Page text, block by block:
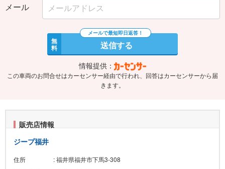
メール
無
料 送信する
情報提供：
この車両のお問合せはカーセンサー経由で行われ、回答はカーセンサーから届
きます。
販売店情報
ジープ福井
住所
: 福井県福井市下馬3-308